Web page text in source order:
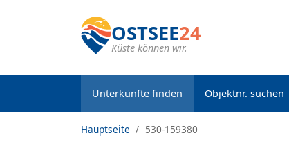
OSTSEE24
Küste können wir.
Unterkünfte finden Objektnr. suchen
Hauptseite 530-159380